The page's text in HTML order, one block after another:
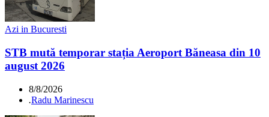
Azi in Bucuresti
STB mută temporar stația Aeroport Băneasa din 10
august 2026
8/8/2026
.Radu Marinescu